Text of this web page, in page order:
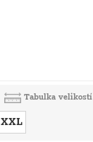
Tabulka velikostí
XXL